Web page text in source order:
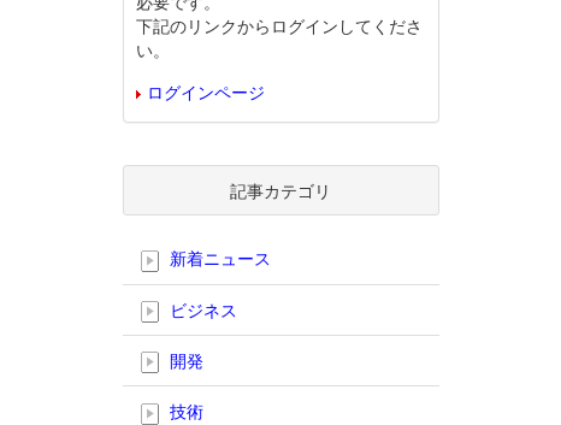
下記のリンクからログインしてくださ
い。
ログインページ
記事カテゴリ
新着ニュース
ビジネス
開発
技術